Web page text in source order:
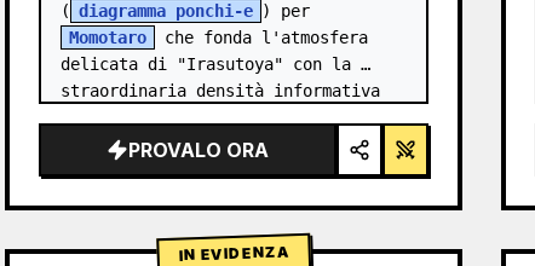
( diagramma ponchi-e
) per
Momotaro
che fonda l'atmosfera
delicata di "Irasutoya" con la
straordinaria densità informativa
PROVALO ORA
IN EVIDENZA